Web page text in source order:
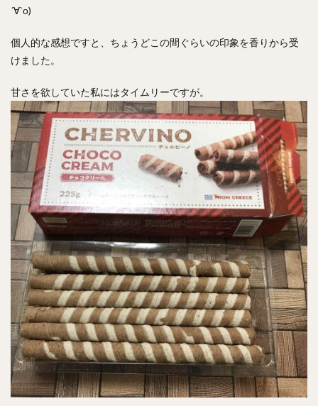
´∀`о)
個人的な感想ですと、ちょうどこの間ぐらいの印象を香りから受
けました。
甘さを欲していた私にはタイムリーですが。